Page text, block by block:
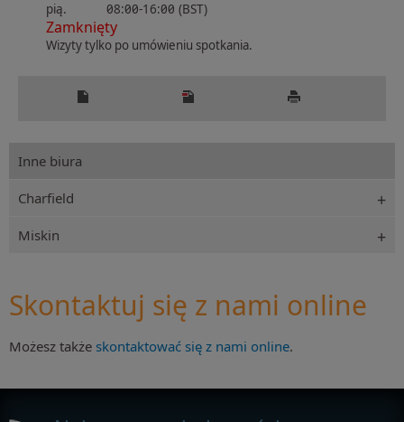
pią.
08:00-16:00 (BST)
Zamknięty
Wizyty tylko po umówieniu spotkania.
Inne biura
Charfield
Miskin
Skontaktuj się z nami online
Możesz także skontaktować się z nami online.